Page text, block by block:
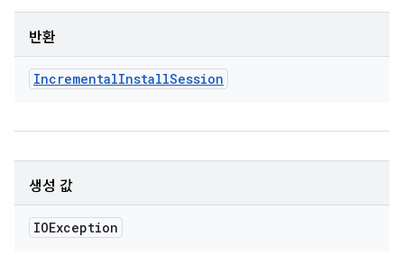
반환
IncrementalInstallSession
생성 값
IOException